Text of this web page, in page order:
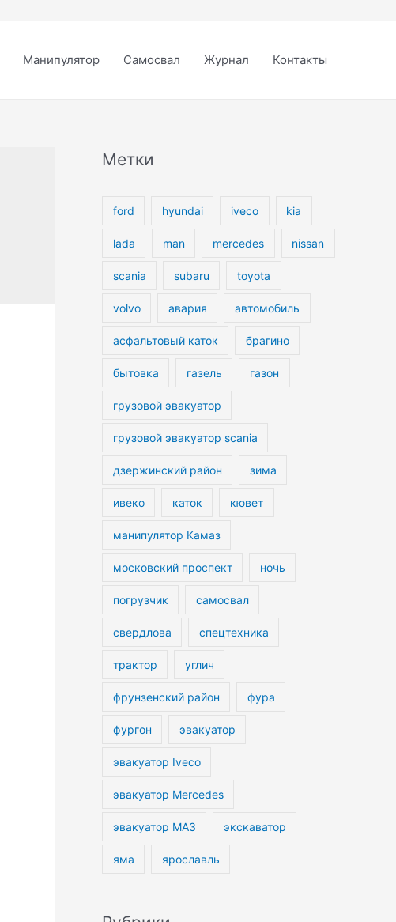
Манипулятор Самосвал Журнал Контакты
Метки
ford hyundai iveco kia
lada man mercedes nissan
scania subaru toyota
volvo авария автомобиль
асфальтовый каток брагино
бытовка газель газон
грузовой эвакуатор
грузовой эвакуатор scania
дзержинский район зима
ивеко каток кювет
манипулятор Камаз
московский проспект ночь
погрузчик самосвал
свердлова спецтехника
трактор углич
фрунзенский район фура
фургон эвакуатор
эвакуатор Iveco
эвакуатор Mercedes
эвакуатор МАЗ экскаватор
яма ярославль